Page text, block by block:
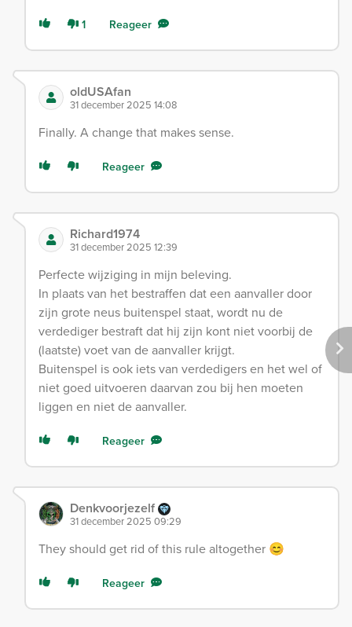
1 Reageer
oldUSAfan
31 december 2025 14:08
Finally. A change that makes sense.
Reageer
Richard1974
31 december 2025 12:39
Perfecte wijziging in mijn beleving.
In plaats van het bestraffen dat een aanvaller door
zijn grote neus buitenspel staat, wordt nu de
verdediger bestraft dat hij zijn kont niet voorbij de
(laatste) voet van de aanvaller krijgt.
Buitenspel is ook iets van verdedigers en het wel of
niet goed uitvoeren daarvan zou bij hen moeten
liggen en niet de aanvaller.
Reageer
Denkvoorjezelf
31 december 2025 09:29
They should get rid of this rule altogether 😊
Reageer